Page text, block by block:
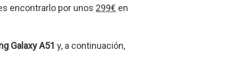
encontrarlo por unos 299€ en
Galaxy A51y, a continuación,